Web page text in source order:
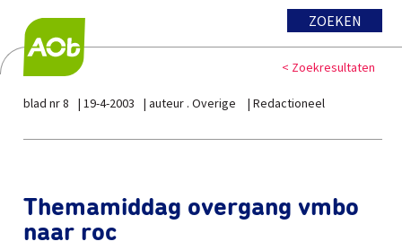
ZOEKEN
< Zoekresultaten
blad nr 8 19-4-2003 auteur . Overige Redactioneel
Themamiddag overgang vmbo
naar roc